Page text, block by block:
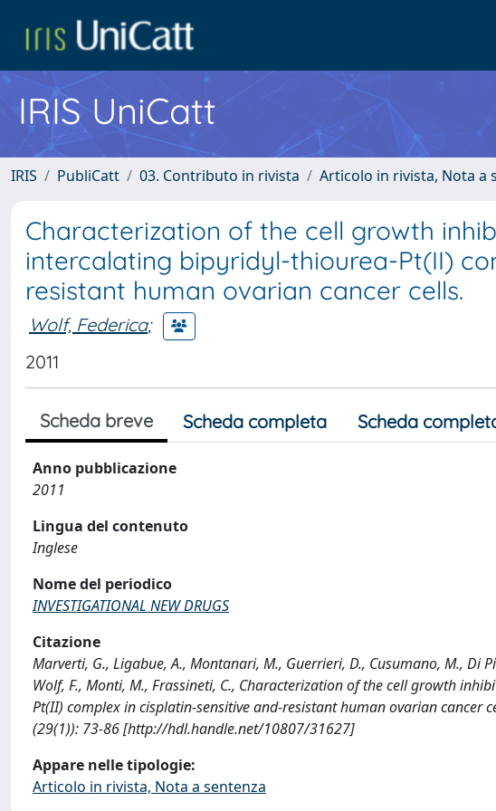
IRIS UniCatt
IRIS PubliCatt 03. Contributo in rivista Articolo in rivista, Nota a
Characterization of the cell growth
intercalating bipyridyl-thiourea-Pt(II)
resistant human ovarian cancer cells.
Wolf, Federica;
2011
Scheda breve Scheda completa Scheda
Anno pubblicazione
2011
Lingua del contenuto
Inglese
Nome del periodico
INVESTIGATIONAL NEW DRUGS
Citazione
Marverti, G., Ligabue, A., Montanari, M., Guerrieri, D., Cusumano, M., Di
Wolf, F., Monti, M., Frassineti, C., Characterization of the cell growth
Pt(II) complex in cisplatin-sensitive and-resistant human ovarian cancer
(29(1)): 73-86 [http://hdl.handle.net/10807/31627]
Appare nelle tipologie:
Articolo in rivista, Nota a sentenza